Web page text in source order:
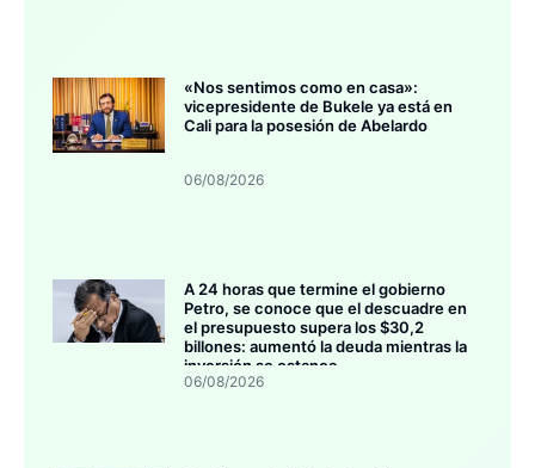
«Nos sentimos como en casa»:
vicepresidente de Bukele ya está en
Cali para la posesión de Abelardo
06/08/2026
A 24 horas que termine el gobierno
Petro, se conoce que el descuadre en
el presupuesto supera los $30,2
billones: aumentó la deuda mientras la
inversión se estanca
06/08/2026